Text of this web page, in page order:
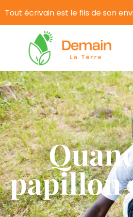
Tout écrivain est le fils de son
papillon